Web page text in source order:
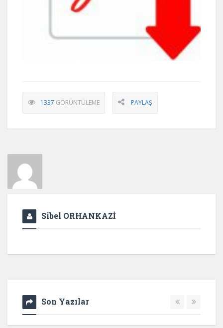
1337 GÖRÜNTÜLEME PAYLAŞ
Sibel ORHANKAZİ
Son Yazılar